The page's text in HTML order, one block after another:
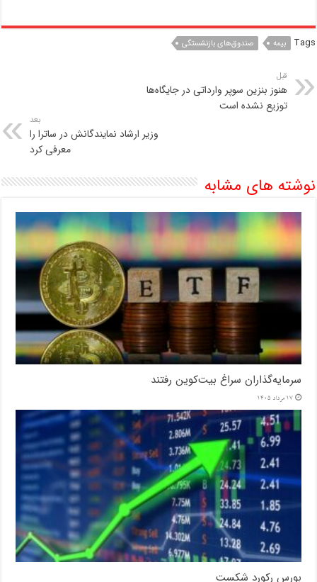
Tags بیمه صندوق‌های بازنشستگی
قبل
هنوز بنزین سوپر وارداتی در جایگاه‌ها
توزیع نشده است
بعد
وزیر ارشاد نمایندگانش در ساترا را
معرفی کرد
نوشته های مشابه
سرمایه‌گذاران سراغ بیت‌کوین رفتند
17 مرداد 1405
بورس رکورد شکست